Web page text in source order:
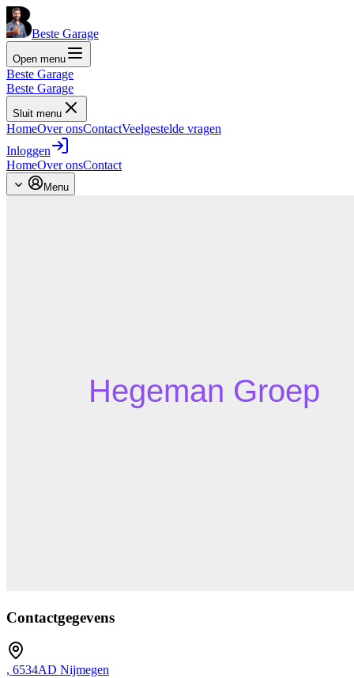
Beste Garage
Open menu
Beste Garage
Beste Garage
Sluit menu
HomeOver onsContactVeelgestelde vragen
Inloggen
HomeOver onsContact
Menu
Contactgegevens
, 6534AD Nijmegen